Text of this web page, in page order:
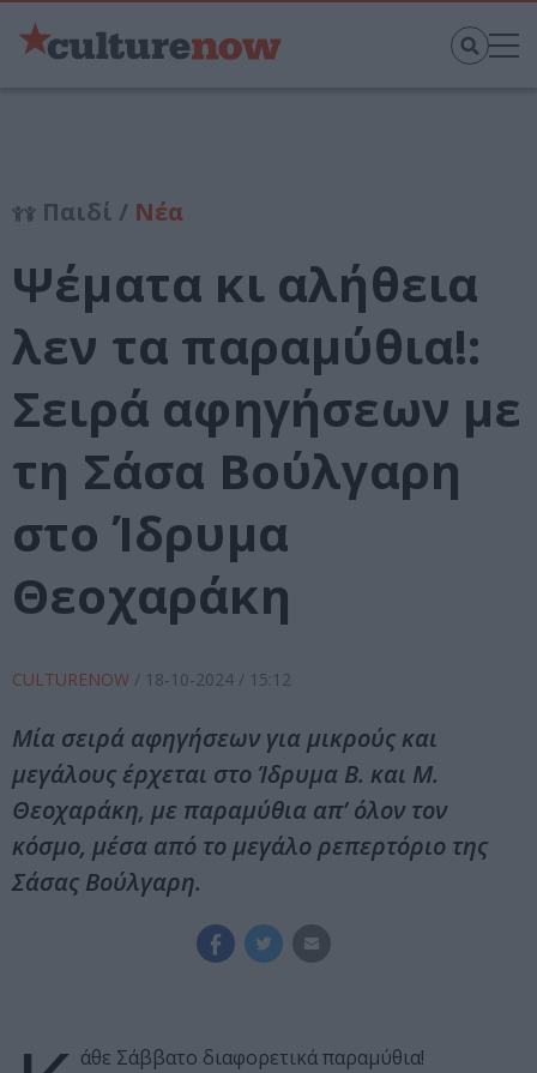
Παιδί / Νέα
Ψέματα κι αλήθεια
λεν τα παραμύθια!:
Σειρά αφηγήσεων με
τη Σάσα Βούλγαρη
στο Ίδρυμα
Θεοχαράκη
CULTURENOW / 18-10-2024 / 15:12
Μία σειρά αφηγήσεων για μικρούς και
μεγάλους έρχεται στο Ίδρυμα Β. και Μ.
Θεοχαράκη, με παραμύθια απ’ όλον τον
κόσμο, μέσα από το μεγάλο ρεπερτόριο της
Σάσας Βούλγαρη.
άθε Σάββατο διαφορετικά παραμύθια!